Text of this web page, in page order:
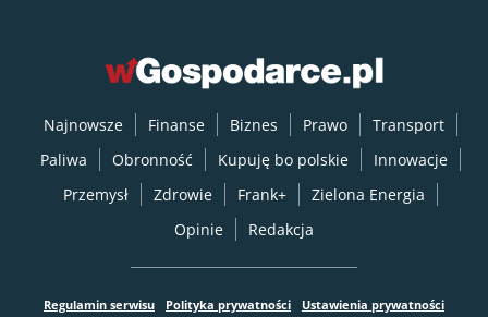
Najnowsze Finanse Biznes Prawo
Transport
Paliwa
Obronność Kupuję bo polskie
Innowacje
Przemysł
Zdrowie Frank+
Zielona Energia
Opinie
Redakcja
Regulamin serwisu Polityka prywatności Ustawienia prywatności